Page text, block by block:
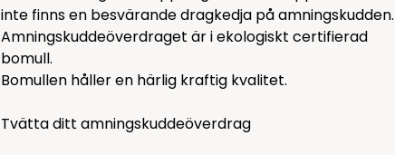
inte finns en besvärande dragkedja på amningskudden.
Amningskuddeöverdraget är i ekologiskt certifierad
bomull.
Bomullen håller en härlig kraftig kvalitet.
Tvätta ditt amningskuddeöverdrag